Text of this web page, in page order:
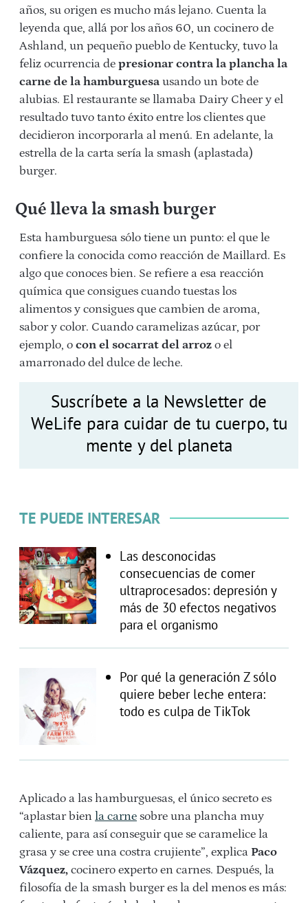
años, su origen es mucho más lejano. Cuenta la
leyenda que, allá por los años 60, un cocinero de
Ashland, un pequeño pueblo de Kentucky, tuvo la
feliz ocurrencia de presionar contra la plancha la
carne de la hamburguesa usando un bote de
alubias. El restaurante se llamaba Dairy Cheer y el
resultado tuvo tanto éxito entre los clientes que
decidieron incorporarla al menú. En adelante, la
estrella de la carta sería la smash (aplastada)
burger.
Qué lleva la smash burger
Esta hamburguesa sólo tiene un punto: el que le
confiere la conocida como reacción de Maillard. Es
algo que conoces bien. Se refiere a esa reacción
química que consigues cuando tuestas los
alimentos y consigues que cambien de aroma,
sabor y color. Cuando caramelizas azúcar, por
ejemplo, o con el socarrat del arroz o el
amarronado del dulce de leche.
Suscríbete a la Newsletter de
WeLife para cuidar de tu cuerpo, tu
mente y del planeta
TE PUEDE INTERESAR
Las desconocidas
consecuencias de comer
ultraprocesados: depresión y
más de 30 efectos negativos
para el organismo
Por qué la generación Z sólo
quiere beber leche entera:
todo es culpa de TikTok
Aplicado a las hamburguesas, el único secreto es
“aplastar bien la carne sobre una plancha muy
caliente, para así conseguir que se caramelice la
grasa y se cree una costra crujiente”, explica Paco
Vázquez, cocinero experto en carnes. Después, la
filosofía de la smash burger es la del menos es más: